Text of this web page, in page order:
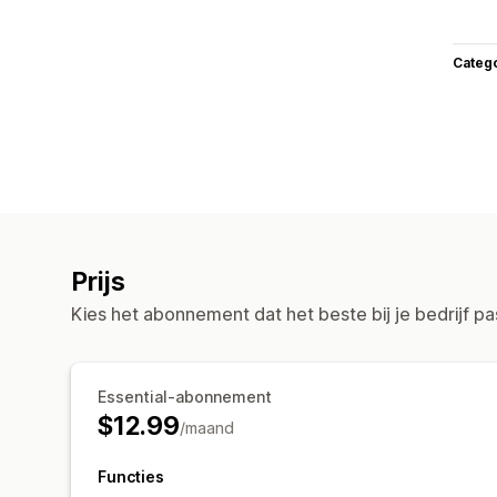
Prijs
Kies het abonnement dat het beste bij je bedrijf
Essential-abonnement
$12.99/maand
Functies